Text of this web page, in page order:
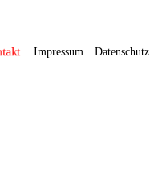
Impressum Datenschutz